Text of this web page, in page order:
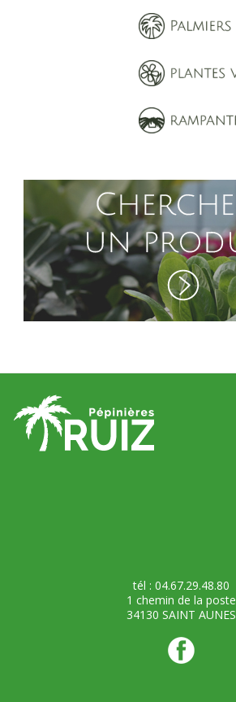
tél : 04.67.29.48.80
1 chemin de la poste
34130 SAINT AUNES